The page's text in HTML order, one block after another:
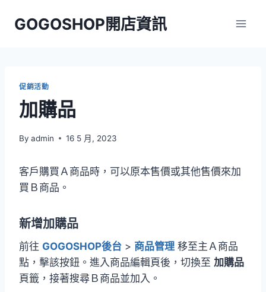
GOGOSHOP開店資訊
促銷活動
加購品
By admin 16 5 月, 2023
客戶購買Ａ商品時，可以原本售價或其他售價來加
買Ｂ商品。
新增加購品
前往 GOGOSHOP後台 > 商品管理 移至主Ａ商品
點，擊該按鈕。進入商品編輯頁後，切換至 加購品
頁籤，接著搜尋Ｂ商品並加入。